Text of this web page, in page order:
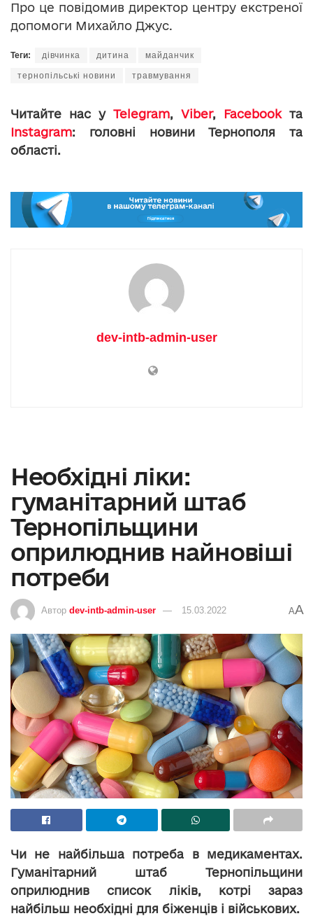
Про це повідомив директор центру екстреної
допомоги Михайло Джус.
Теги: дівчинка дитина майданчик
тернопільські новини травмування
Читайте нас у Telegram, Viber, Facebookта
Instagram: головні новини Тернополя та
області.
dev-intb-admin-user
Необхідні ліки:
гуманітарний штаб
Тернопільщини
оприлюднив найновіші
потреби
Автор dev-intb-admin-user 15.03.2022 AA
Чи не найбільша потреба в медикаментах.
Гуманітарний штаб Тернопільщини
оприлюднив список ліків, котрі зараз
найбільш необхідні для біженців і військових.